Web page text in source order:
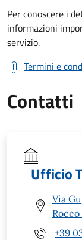
Per conoscere i
informazioni
servizio.
Termini e
Contatti
Ufficio
Via
Rocco
+39